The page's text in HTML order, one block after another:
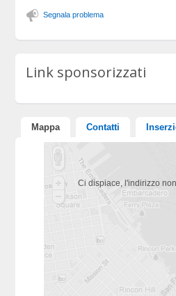
Segnala problema
Link sponsorizzati
Mappa Contatti
Ci dispiace, l'indirizzo